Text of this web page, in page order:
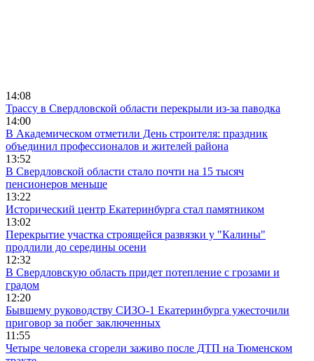
14:08
Трассу в Свердловской области перекрыли из-за паводка
14:00
В Академическом отметили День строителя: праздник
объединил профессионалов и жителей района
13:52
В Свердловской области стало почти на 15 тысяч
пенсионеров меньше
13:22
Исторический центр Екатеринбурга стал памятником
13:02
Перекрытие участка строящейся развязки у "Калины"
продлили до середины осени
12:32
В Свердловскую область придет потепление с грозами и
градом
12:20
Бывшему руководству СИЗО-1 Екатеринбурга ужесточили
приговор за побег заключенных
11:55
Четыре человека сгорели заживо после ДТП на Тюменском